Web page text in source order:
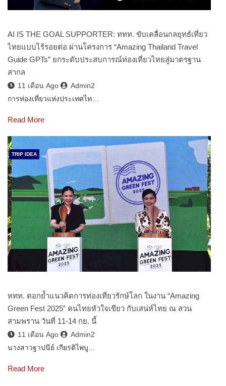
AI IS THE GOAL SUPPORTER: ททท. ขับเคลื่อนกลยุทธ์เที่ยว
ไทยแบบไร้รอยต่อ ผ่านโครงการ “Amazing Thailand Travel
Guide GPTs” ยกระดับประสบการณ์ท่องเที่ยวไทยสู่มาตรฐาน
สากล
11 เดือน Ago
Admin2
การท่องเที่ยวแห่งประเทศไท…
Read More
TRIP IDEA
ททท. ตอกย้ำแนวคิดการท่องเที่ยวรักษ์โลก ในงาน “Amazing
Green Fest 2025” คนไทยหัวใจเขียว กับเสน่ห์ไทย ณ สวน
สามพราน วันที่ 11-14 กย. นี้
11 เดือน Ago
Admin2
นางสาวฐาปนีย์ เกียรติไพบู…
Read More